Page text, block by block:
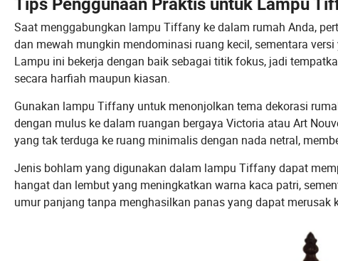
Tips Penggunaan Praktis untuk Lampu
Saat menggabungkan lampu Tiffany ke dalam rumah Anda,
dan mewah mungkin mendominasi ruang kecil, sementara
Lampu ini bekerja dengan baik sebagai titik fokus, jadi
secara harfiah maupun kiasan.
Gunakan lampu Tiffany untuk menonjolkan tema dekorasi
dengan mulus ke dalam ruangan bergaya Victoria atau Art
yang tak terduga ke ruang minimalis dengan nada netral,
Jenis bohlam yang digunakan dalam lampu Tiffany dapat
hangat dan lembut yang meningkatkan warna kaca patri,
umur panjang tanpa menghasilkan panas yang dapat merusak